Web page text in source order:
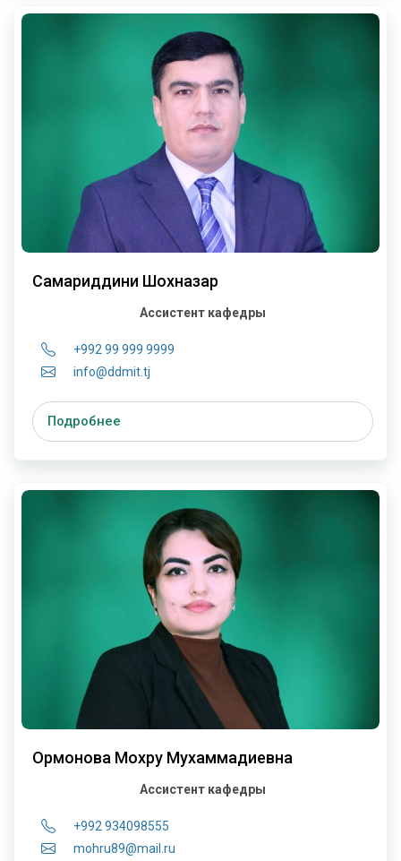
Самариддини Шохназар
Ассистент кафедры
+992 99 999 9999
info@ddmit.tj
Подробнее
Ормонова Мохру Мухаммадиевна
Ассистент кафедры
+992 934098555
mohru89@mail.ru